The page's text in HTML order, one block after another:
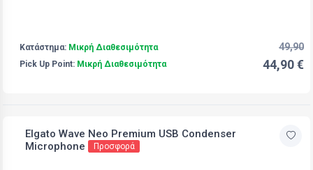
Κατάστημα: Μικρή Διαθεσιμότητα
Pick Up Point: Μικρή Διαθεσιμότητα
49,90
44,90 €
Elgato Wave Neo Premium USB Condenser
Microphone
Προσφορά